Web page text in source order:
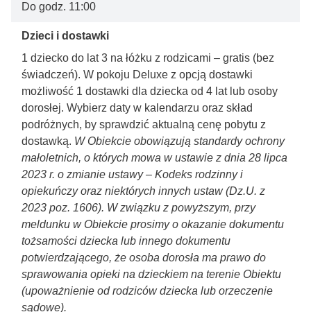
Do godz. 11:00
Dzieci i dostawki
1 dziecko do lat 3 na łóżku z rodzicami – gratis (bez
świadczeń). W pokoju Deluxe z opcją dostawki
możliwość 1 dostawki dla dziecka od 4 lat lub osoby
dorosłej. Wybierz daty w kalendarzu oraz skład
podróżnych, by sprawdzić aktualną cenę pobytu z
dostawką. W Obiekcie obowiązują standardy ochrony
małoletnich, o których mowa w ustawie z dnia 28 lipca
2023 r. o zmianie ustawy – Kodeks rodzinny i
opiekuńczy oraz niektórych innych ustaw (Dz.U. z
2023 poz. 1606). W związku z powyższym, przy
meldunku w Obiekcie prosimy o okazanie dokumentu
tożsamości dziecka lub innego dokumentu
potwierdzającego, że osoba dorosła ma prawo do
sprawowania opieki na dzieckiem na terenie Obiektu
(upoważnienie od rodziców dziecka lub orzeczenie
sądowe).